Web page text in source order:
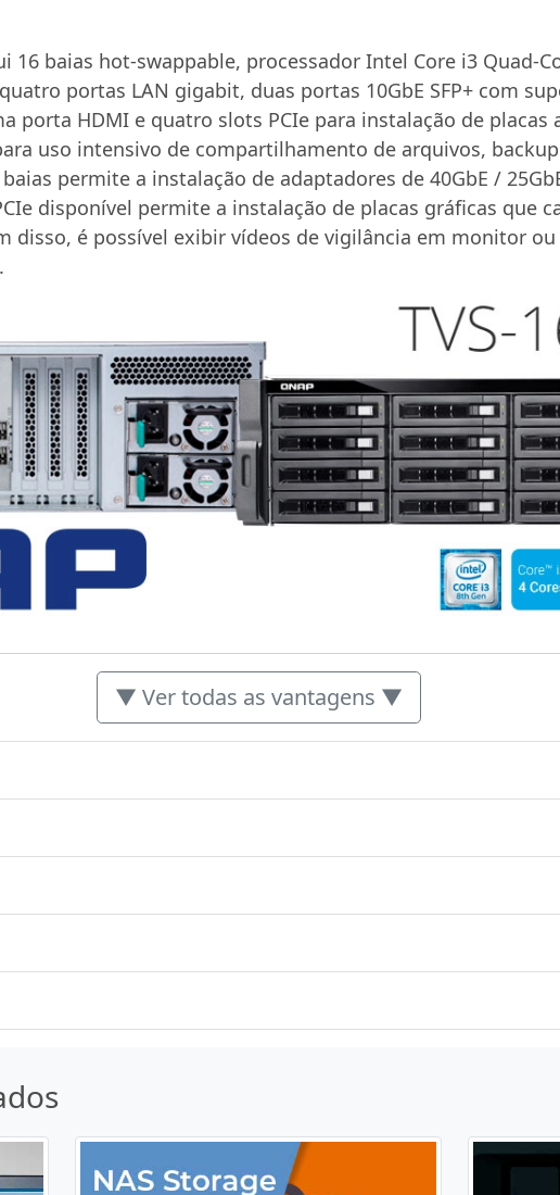
16 baias hot-swappable, processador Intel Core i3 Quad-
portas LAN gigabit, duas portas 10GbE SFP+ com
porta HDMI e quatro slots PCIe para instalação de placas
uso intensivo de compartilhamento de arquivos,
permite a instalação de adaptadores de 40GbE /
disponível permite a instalação de placas gráficas que
disso, é possível exibir vídeos de vigilância em monitor
▼ Ver todas as vantagens ▼